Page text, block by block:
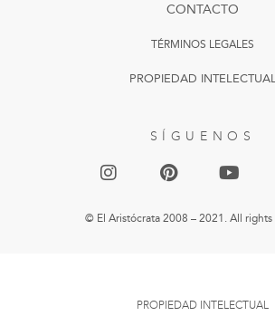
SÍGUENOS
© El Aristócrata 2008 – 2021. All rights
PROPIEDAD INTELECTUAL
TÉRMINOS LEGALES
CONTACTO
PROPIEDAD INTELECTUAL